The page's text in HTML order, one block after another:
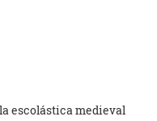
escolástica medieval